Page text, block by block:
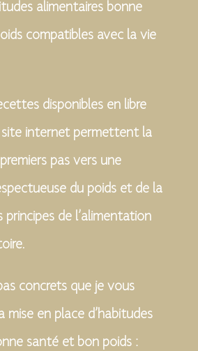
alimentaires bonne
compatibles avec la vie
disponibles en libre
site internet permettent la
pas vers une
du poids et de la
principes de l’alimentation
concrets que je vous
mise en place d’habitudes
santé et bon poids :